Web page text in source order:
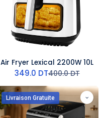
Air Fryer Lexical 2200W 10L
349.0 DT400.0DT
Livraison Gratuite